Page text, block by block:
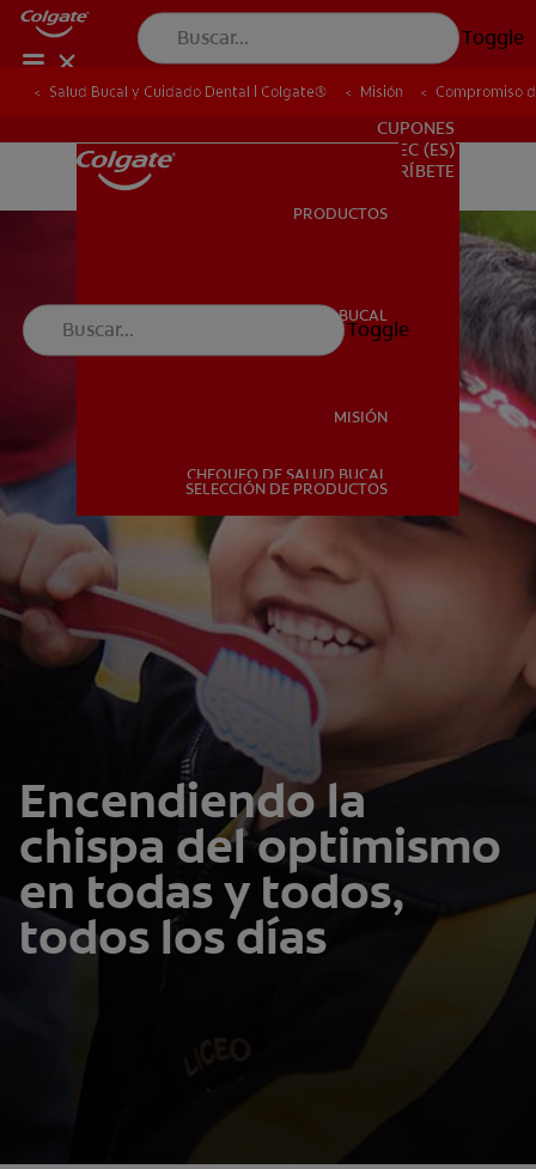
Toggle
SALUD BUCAL
CHEQUEO DE SALUD BUCAL
CUPONES
SUSCRÍBETE
PARA PROFESIONALES
CUPONES
EC (ES)
SUSCRÍBETE
PRODUCTOS
SALUD BUCAL
MISIÓN
CHEQUEO DE SALUD BUCAL
SELECCIÓN DE PRODUCTOS
Toggle
Salud Bucal y Cuidado Dental | Colgate® Misión Compromiso
Encendiendo la
chispa del optimismo
en todas y todos,
todos los días